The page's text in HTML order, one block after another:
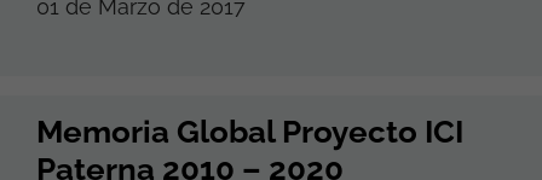
01 de Marzo de 2017
Memoria Global Proyecto ICI
Paterna 2010 – 2020